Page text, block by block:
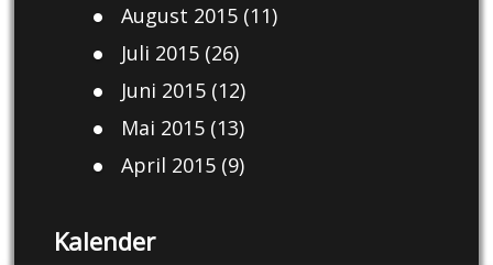
August 2015(11)
Juli 2015(26)
Juni 2015(12)
Mai 2015(13)
April 2015(9)
Kalender